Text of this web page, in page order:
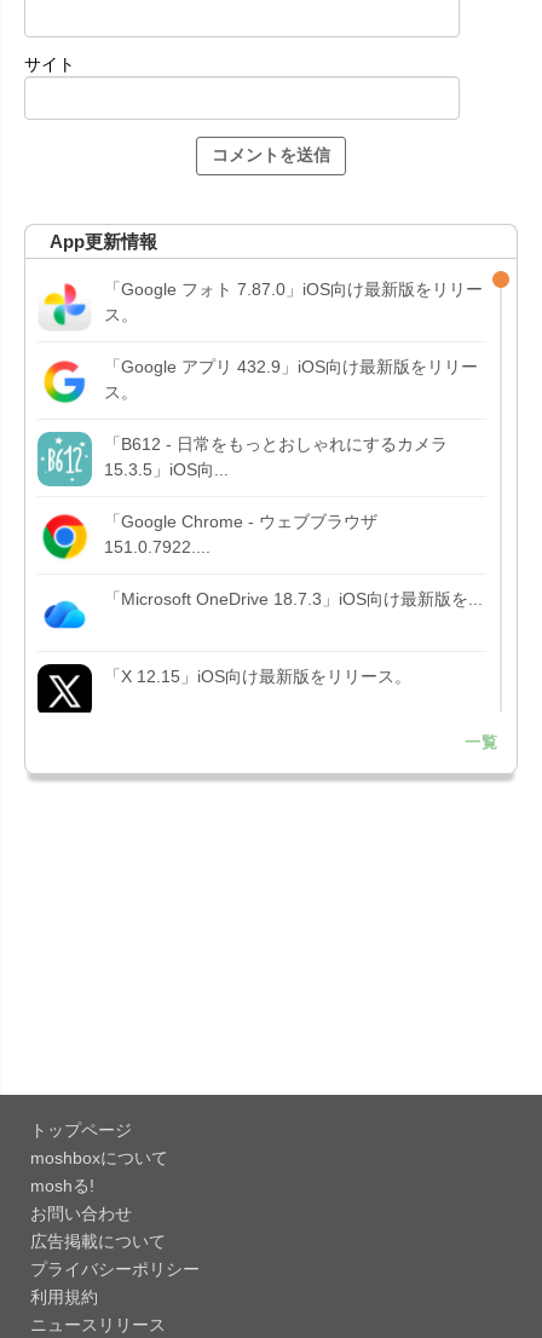
サイト
App更新情報
「Google フォト 7.87.0」iOS向け最新版をリリー
ス。
「Google アプリ 432.9」iOS向け最新版をリリー
ス。
「B612 - 日常をもっとおしゃれにするカメラ
15.3.5」iOS向...
「Google Chrome - ウェブブラウザ
151.0.7922....
「Microsoft OneDrive 18.7.3」iOS向け最新版を...
「X 12.15」iOS向け最新版をリリース。
Liguid G...
「Evernote 11.28.2」Mac向け最新版をリリー
ス。AIプロ...
「Minecraft: クラフト、建築、サバイバル
26.40」iOS向...
151.0.7922....
一覧
トップページ
moshboxについて
moshる!
お問い合わせ
広告掲載について
プライバシーポリシー
利用規約
ニュースリリース